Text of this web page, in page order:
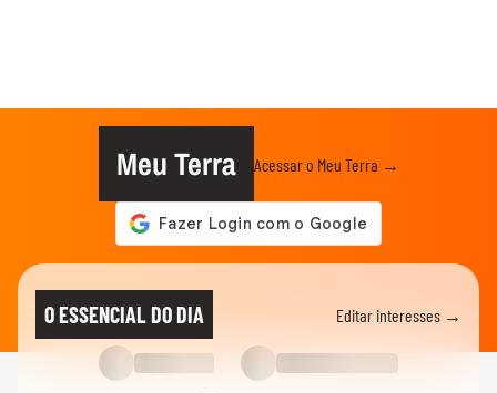
Meu Terra Acessar o Meu Terra →
O ESSENCIAL DO DIA Editar interesses →